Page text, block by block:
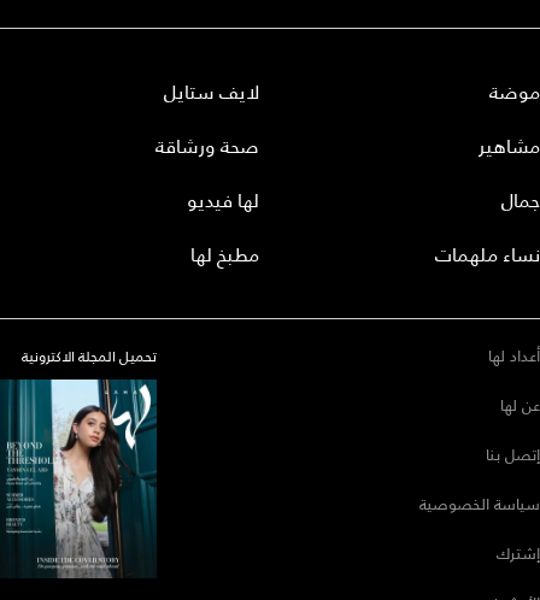
موضة
مشاهير
جمال
نساء ملهمات
لايف ستايل
صحة ورشاقة
لها فيديو
مطبخ لها
أعداد لها
عن لها
إتصل بنا
سياسة الخصوصية
إشترك
تحميل المجلة الاكترونية